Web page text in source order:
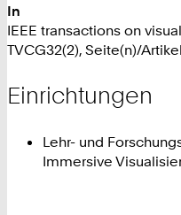
In
IEEE transactions on
TVCG32(2), Seite(n)/
Einrichtungen
Lehr- und
Immersive